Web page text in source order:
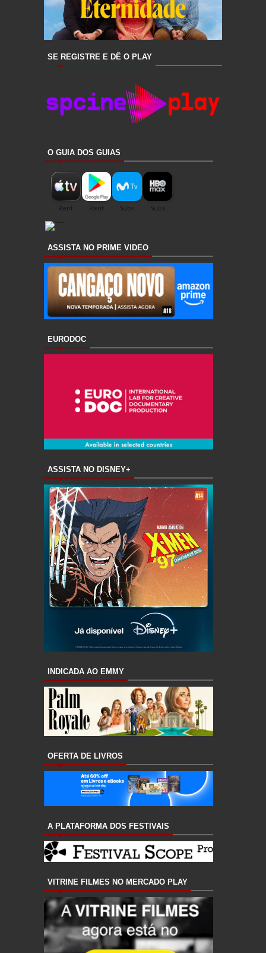
SE REGISTRE E DÊ O PLAY
O GUIA DOS GUIAS
ASSISTA NO PRIME VIDEO
EURODOC
ASSISTA NO DISNEY+
INDICADA AO EMMY
OFERTA DE LIVROS
A PLATAFORMA DOS FESTIVAIS
VITRINE FILMES NO MERCADO PLAY